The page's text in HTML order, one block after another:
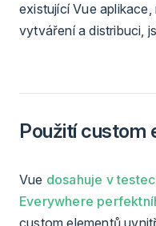
existující Vue
vytváření a distribuci,
Použití custom
Vue dosahuje v
Everywhere
custom elementů